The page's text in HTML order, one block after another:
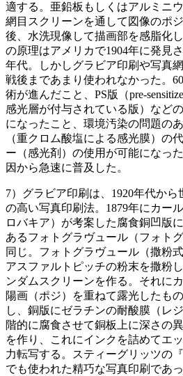
適する。亜鉛板もしくはアルミニ
網目スクリーンを通して図像のポ
後、水洗現像して描画部を感脂化
の原理はアメリカで1904年に発見
年代。しかしグラビア印刷や写真
戦後まであまり使われなかった。
術が進んだこと、PS版（pre-
感光層が付与されている版）など
になったこと、環境汚染の問題の
（重クロム酸塩による感光膜）の
ー（感光剤）の使用が可能になっ
因から急速に普及した。
7）グラビア印刷は、1920年代か
の高い写真印刷法。1879年にカー
ロバキア）が考案した腐食銅凹版
あるフォトグラヴュール（フォト
同じ。フォトグラヴュール（撒粉
アスファルトピッチの粉末を撒粉
ンダムスクリーンを作る。それに
陽画（ポジ）を重ねて露光したも
し、銅版にゼラチンの耐酸膜（レ
階的に腐食させて銅板上に深さの
を作り、これにインクを詰めてエ
力転写する。スティーグリッツの
でも使われた精巧な写真印刷であ